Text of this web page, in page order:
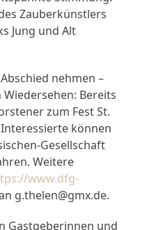
Zauberkünstlers
Jung und Alt
nehmen –
Bereits
zum Fest St.
können
Gesellschaft
Weitere
www.dfg-
g.thelen@gmx.de.
Gastgeberinnen und